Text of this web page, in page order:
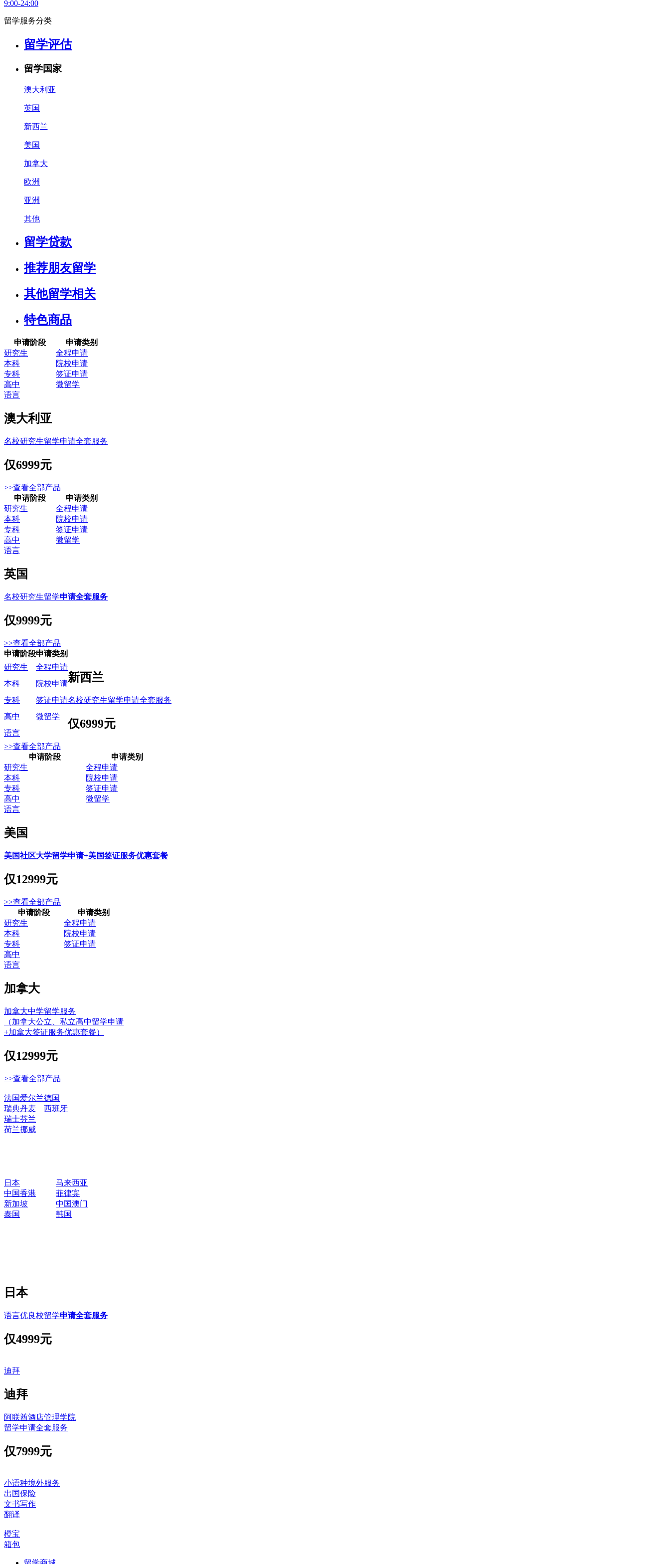
9:00-24:00
留学服务分类
留学评估
留学国家
澳大利亚
英国
新西兰
美国
加拿大
欧洲
亚洲
其他
留学贷款
推荐朋友留学
其他留学相关
特色商品
申请阶段
申请类别
研究生
全程申请
本科
院校申请
专科
签证申请
高中
微留学
语言
澳大利亚
名校研究生留学申请全套服务
仅6999元
>>查看全部产品
申请阶段
申请类别
研究生
全程申请
本科
院校申请
专科
签证申请
高中
微留学
语言
英国
名校研究生留学申请全套服务
仅9999元
>>查看全部产品
申请阶段申请类别
研究生
全程申请
新西兰
名校研究生留学申请全套服务
仅6999元
本科
院校申请
专科
签证申请
高中
微留学
语言
>>查看全部产品
申请阶段
申请类别
研究生
全程申请
本科
院校申请
专科
签证申请
高中
微留学
语言
美国
美国社区大学留学申请+美国签证服务优惠套餐
仅12999元
>>查看全部产品
申请阶段
申请类别
研究生
全程申请
本科
院校申请
专科
签证申请
高中
语言
加拿大
加拿大中学留学服务
（加拿大公立、私立高中留学申请
+加拿大签证服务优惠套餐）
仅12999元
>>查看全部产品
法国爱尔兰德国
瑞典丹麦
西班牙
瑞士芬兰
荷兰挪威
日本
马来西亚
中国香港
菲律宾
新加坡
中国澳门
泰国
韩国
日本
语言优良校留学申请全套服务
仅4999元
迪拜
迪拜
阿联酋酒店管理学院
留学申请全套服务
仅7999元
小语种境外服务
出国保险
文书写作
翻译
橙宝
箱包